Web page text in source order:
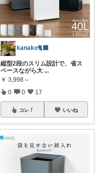
kanako🐈‍⬛
縦型2段のスリム設計で、省ス
ペースながら大 ...
￥ 3,998～
0 0 17
コレ いいね